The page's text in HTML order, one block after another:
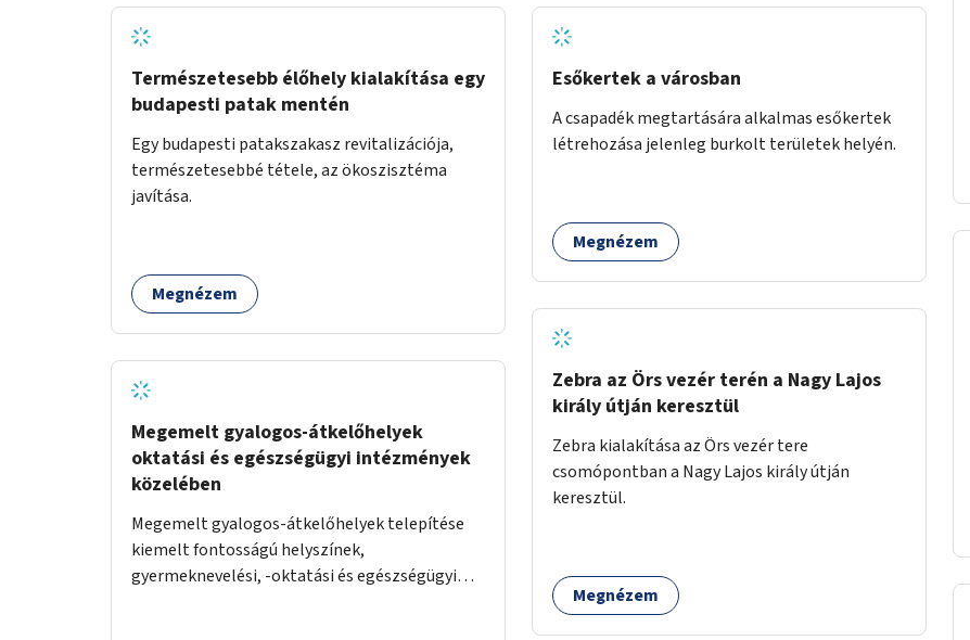
Természetesebb élőhely kialakítása egy
budapesti patak mentén
Egy budapesti patakszakasz revitalizációja,
természetesebbé tétele, az ökoszisztéma
javítása.
Megnézem
Megemelt gyalogos-átkelőhelyek
oktatási és egészségügyi intézmények
közelében
Megemelt gyalogos-átkelőhelyek telepítése
kiemelt fontosságú helyszínek,
gyermeknevelési, -oktatási és egészségügyi
Esőkertek a városban
A csapadék megtartására alkalmas esőkertek
létrehozása jelenleg burkolt területek helyén.
Megnézem
Zebra az Örs vezér terén a Nagy Lajos
király útján keresztül
Zebra kialakítása az Örs vezér tere
csomópontban a Nagy Lajos király útján
keresztül.
Megnézem